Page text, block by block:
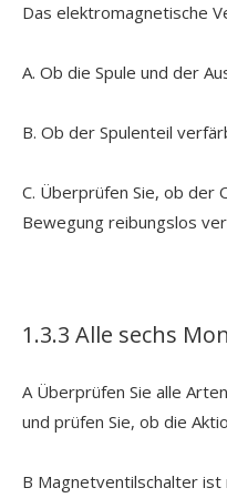
Das elektromagnetische
A. Ob die Spule und der
B. Ob der Spulenteil
C. Überprüfen Sie, ob der
Bewegung reibungslos
1.3.3 Alle sechs
A Überprüfen Sie alle
und prüfen Sie, ob die
B Magnetventilschalter ist